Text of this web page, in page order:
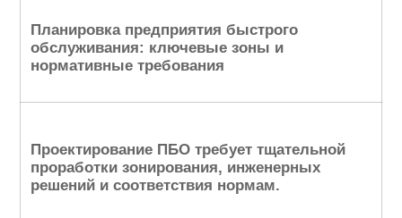
Планировка предприятия быстрого
обслуживания: ключевые зоны и
нормативные требования
Проектирование ПБО требует тщательной
проработки зонирования, инженерных
решений и соответствия нормам.